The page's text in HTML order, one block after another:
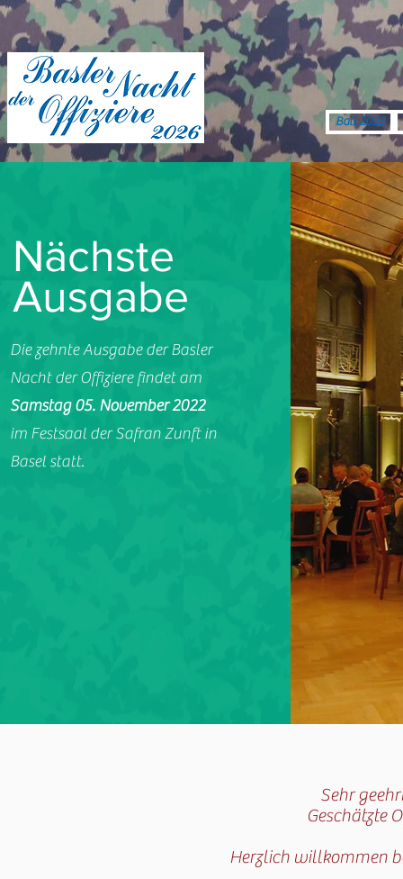
Ball 2025
Nächste
Ausgabe
Die zehnte Ausgabe der Basler
Nacht der Offiziere findet am
Samstag 05. November 2022
im Festsaal der Safran Zunft in
Basel statt.
Sehr
Geschätzte
Herzlich willkommen